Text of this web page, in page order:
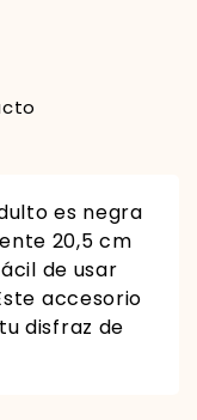
es negra
20,5 cm
de usar
accesorio
disfraz de